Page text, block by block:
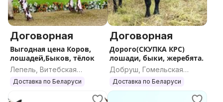
Договорная
Выгодная цена Коров,
лошадей,Быков, тёлок
Лепель, Витебская
область
Доставка по Беларуси
Договорная
Дорого(СКУПКА КРС)
лошади, быки, жеребята.
Добруш, Гомельская
область
Доставка по Беларуси